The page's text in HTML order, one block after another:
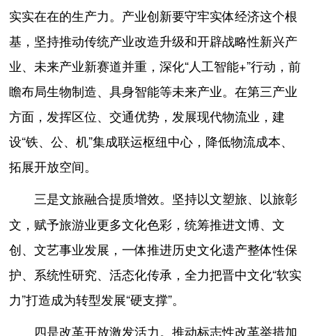
实实在在的生产力。产业创新要守牢实体经济这个根
基，坚持推动传统产业改造升级和开辟战略性新兴产
业、未来产业新赛道并重，深化“人工智能+”行动，前
瞻布局生物制造、具身智能等未来产业。在第三产业
方面，发挥区位、交通优势，发展现代物流业，建
设“铁、公、机”集成联运枢纽中心，降低物流成本、
拓展开放空间。
三是文旅融合提质增效。 坚持以文塑旅、以旅彰
文，赋予旅游业更多文化色彩，统筹推进文博、文
创、文艺事业发展，一体推进历史文化遗产整体性保
护、系统性研究、活态化传承，全力把晋中文化“软实
力”打造成为转型发展“硬支撑”。
四是改革开放激发活力。推动标志性改革举措加